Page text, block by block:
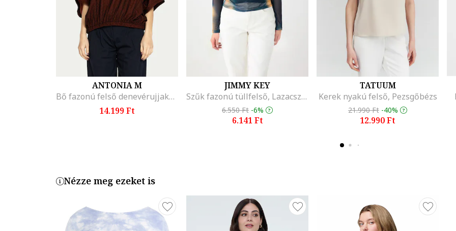
ANTONIA M
Bő fazonú felső denevérujjakkal, Barna
14.199 Ft
JIMMY KEY
Szűk fazonú tüllfelső, Lazacszín/Perzsazöld
6.550 Ft -6%
6.141 Ft
TATUUM
Kerek nyakú felső, Pezsgőbézs
21.990 Ft -40%
12.990 Ft
Nézze meg ezeket is